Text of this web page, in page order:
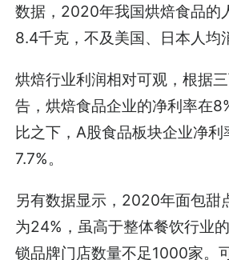
数据，2020年我国烘焙食品的
8.4千克，不及美国、日本人均
烘焙行业利润相对可观，根据
告，烘焙食品企业的净利率在
比之下，A股食品板块企业净利
7.7%。
另有数据显示，2020年面包甜
为24%，虽高于整体餐饮行业
锁品牌门店数量不足1000家。